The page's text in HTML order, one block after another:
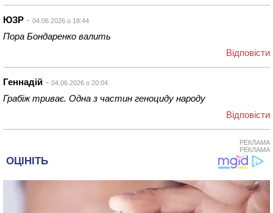
ЮЗР 04.06.2026 о 18:44
Пора Бондаренко валить
Відповіcти
Геннадій 04.06.2026 о 20:04
Грабіж триває. Одна з частин геноциду народу
Відповіcти
РЕКЛАМА
РЕКЛАМА